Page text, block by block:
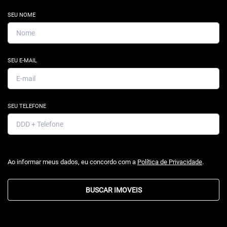
SEU NOME
SEU E-MAIL
SEU TELEFONE
Ao informar meus dados, eu concordo com a Política de Privacidade.
BUSCAR IMOVEIS